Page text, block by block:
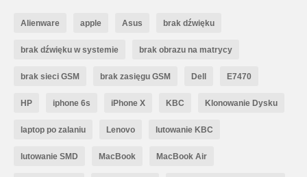
Alienware apple Asus brak dźwięku
brak dźwięku w systemie brak obrazu na matrycy
brak sieci GSM brak zasięgu GSM Dell E7470
HP iphone 6s iPhone X KBC Klonowanie Dysku
laptop po zalaniu Lenovo lutowanie KBC
lutowanie SMD MacBook MacBook Air